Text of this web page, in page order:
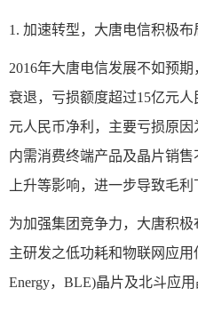
1. 加速转型，大唐电信积极
2016年大唐电信发展不如预
衰退，亏损额度超过15亿元人
元人民币净利，主要亏损原
内需消费终端产品及晶片销
上升等影响，进一步导致毛利
为加强集团竞争力，大唐积
主研发之低功耗和物联网应用
Energy，BLE)晶片及北斗应用